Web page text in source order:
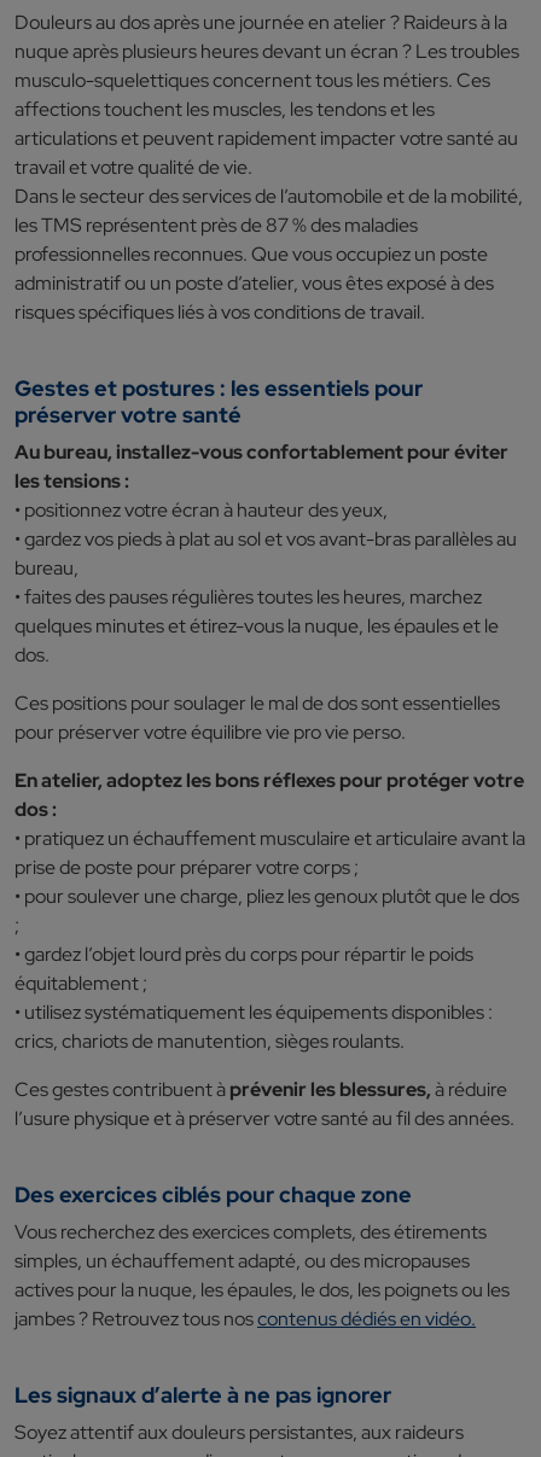
Douleurs au dos après une journée en atelier ? Raideurs à la
nuque après plusieurs heures devant un écran ? Les troubles
musculo-squelettiques concernent tous les métiers. Ces
affections touchent les muscles, les tendons et les
articulations et peuvent rapidement impacter votre santé au
travail et votre qualité de vie.
Dans le secteur des services de l’automobile et de la mobilité,
les TMS représentent près de 87 % des maladies
professionnelles reconnues. Que vous occupiez un poste
administratif ou un poste d’atelier, vous êtes exposé à des
risques spécifiques liés à vos conditions de travail.
Gestes et postures : les essentiels pour
préserver votre santé
Au bureau, installez-vous confortablement pour éviter
les tensions :
• positionnez votre écran à hauteur des yeux,
• gardez vos pieds à plat au sol et vos avant-bras parallèles au
bureau,
• faites des pauses régulières toutes les heures, marchez
quelques minutes et étirez-vous la nuque, les épaules et le
dos.
Ces positions pour soulager le mal de dos sont essentielles
pour préserver votre équilibre vie pro vie perso.
En atelier, adoptez les bons réflexes pour protéger votre
dos :
• pratiquez un échauffement musculaire et articulaire avant la
prise de poste pour préparer votre corps ;
• pour soulever une charge, pliez les genoux plutôt que le dos
;
• gardez l’objet lourd près du corps pour répartir le poids
équitablement ;
• utilisez systématiquement les équipements disponibles :
crics, chariots de manutention, sièges roulants.
Ces gestes contribuent àprévenir les blessures,à réduire
l’usure physique et à préserver votre santé au fil des années.
Des exercices ciblés pour chaque zone
Vous recherchez des exercices complets, des étirements
simples, un échauffement adapté, ou des micropauses
actives pour la nuque, les épaules, le dos, les poignets ou les
jambes ? Retrouvez tous noscontenus dédiés en vidéo.
Les signaux d’alerte à ne pas ignorer
Soyez attentif aux douleurs persistantes, aux raideurs